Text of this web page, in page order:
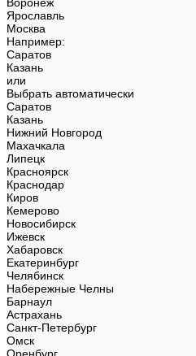
Ярославль
Москва
Например:
Саратов
Казань
или
Выбрать автоматически
Саратов
Казань
Нижний Новгород
Махачкала
Липецк
Красноярск
Краснодар
Киров
Кемерово
Новосибирск
Ижевск
Хабаровск
Екатеринбург
Челябинск
Набережные Челны
Барнаул
Астрахань
Санкт-Петербург
Омск